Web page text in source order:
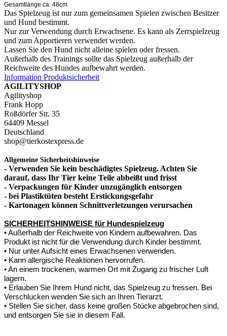
Gesamtlänge ca. 48cm
Das Spielzeug ist nur zum gemeinsamen Spielen zwischen Besitzer
und Hund bestimmt.
Nur zur Verwendung durch Erwachsene. Es kann als Zerrspielzeug
und zum Apportieren verwendet werden.
Lassen Sie den Hund nicht alleine spielen oder fressen.
Außerhalb des Trainings sollte das Spielzeug außerhalb der
Reichweite des Hundes aufbewahrt werden.
Information Produktsicherheit
AGILITYSHOP
Agilityshop
Frank Hopp
Roßdörfer Str. 35
64409 Messel
Deutschland
shop@tierkostexpress.de
Allgemeine Sicherheitshinweise
- Verwenden Sie kein beschädigtes Spielzeug. Achten Sie
darauf, dass Ihr Tier keine Teile abbeißt und frisst
- Verpackungen für Kinder unzugänglich entsorgen
- bei Plastiktüten besteht Erstickungsgefahr
- Kartonagen können Schnittverletzungen verursachen
SICHERHEITSHINWEISE für Hundespielzeug
• Außerhalb der Reichweite von Kindern aufbewahren. Das
Produkt ist nicht für die Verwendung durch Kinder bestimmt.
• Nur unter Aufsicht eines Erwachsenen verwenden.
• Kann allergische Reaktionen hervorrufen.
• An einem trockenen, warmen Ort mit Zugang zu frischer Luft
lagern.
• Erlauben Sie Ihrem Hund nicht, das Spielzeug zu fressen. Bei
Verschlucken wenden Sie sich an Ihren Tierarzt.
• Stellen Sie sicher, dass keine großen Stücke abgebrochen sind,
und entsorgen Sie sie in diesem Fall.